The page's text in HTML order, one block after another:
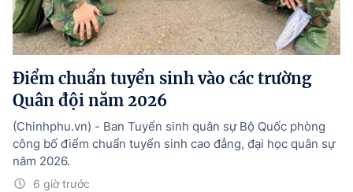
Điểm chuẩn tuyển sinh vào các trường
Quân đội năm 2026
6 giờ trước
(Chinhphu.vn) - Ban Tuyển sinh quân sự Bộ Quốc phòng
công bố điểm chuẩn tuyển sinh cao đẳng, đại học quân sự
năm 2026.